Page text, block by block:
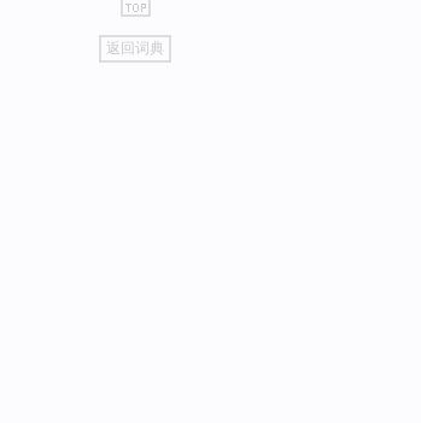
go
top
返回词典